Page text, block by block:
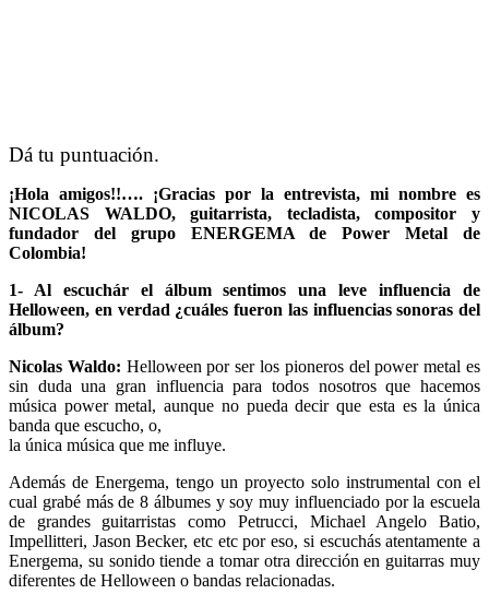
Dá tu puntuación.
¡Hola amigos!!…. ¡Gracias por la entrevista, mi nombre es
NICOLAS WALDO, guitarrista, tecladista, compositor y
fundador del grupo ENERGEMA de Power Metal de
Colombia!
1- Al escuchár el álbum sentimos una leve influencia de
Helloween, en verdad ¿cuáles fueron las influencias sonoras del
álbum?
Nicolas Waldo: Helloween por ser los pioneros del power metal es
sin duda una gran influencia para todos nosotros que hacemos
música power metal, aunque no pueda decir que esta es la única
banda que escucho, o,
la única música que me influye.
Además de Energema, tengo un proyecto solo instrumental con el
cual grabé más de 8 álbumes y soy muy influenciado por la escuela
de grandes guitarristas como Petrucci, Michael Angelo Batio,
Impellitteri, Jason Becker, etc etc por eso, si escuchás atentamente a
Energema, su sonido tiende a tomar otra dirección en guitarras muy
diferentes de Helloween o bandas relacionadas.